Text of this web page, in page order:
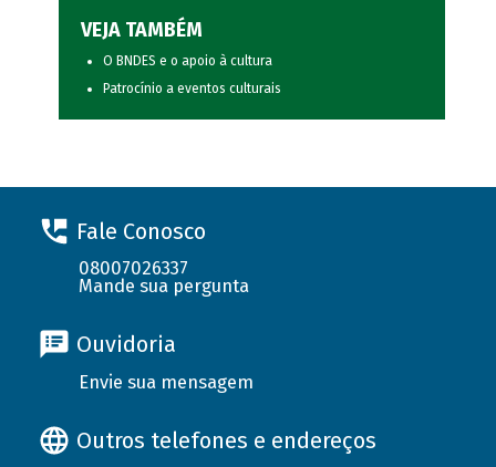
VEJA TAMBÉM
O BNDES e o apoio à cultura
Patrocínio a eventos culturais
Fale Conosco
08007026337
Mande sua pergunta
Ouvidoria
Envie sua mensagem
Outros telefones e endereços